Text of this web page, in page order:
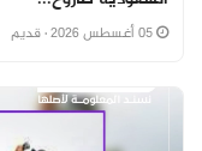
· قديم